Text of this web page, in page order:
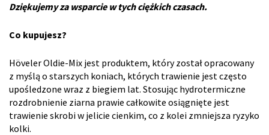
Dziękujemy za wsparcie w tych ciężkich czasach.
Co kupujesz?
Höveler Oldie-Mix jest produktem, który został opracowany
z myślą o starszych koniach, których trawienie jest często
upośledzone wraz z biegiem lat. Stosując hydrotermiczne
rozdrobnienie ziarna prawie całkowite osiągnięte jest
trawienie skrobi w jelicie cienkim, co z kolei zmniejsza ryzyko
kolki.